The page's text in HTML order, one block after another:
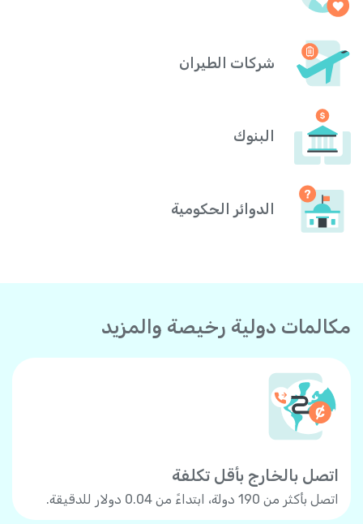
شركات الطيران
البنوك
الدوائر الحكومية
مكالمات دولية رخيصة والمزيد
اتصل بالخارج بأقل تكلفة
اتصل بأكثر من 190 دولة، ابتداءً من 0.04 دولار للدقيقة.